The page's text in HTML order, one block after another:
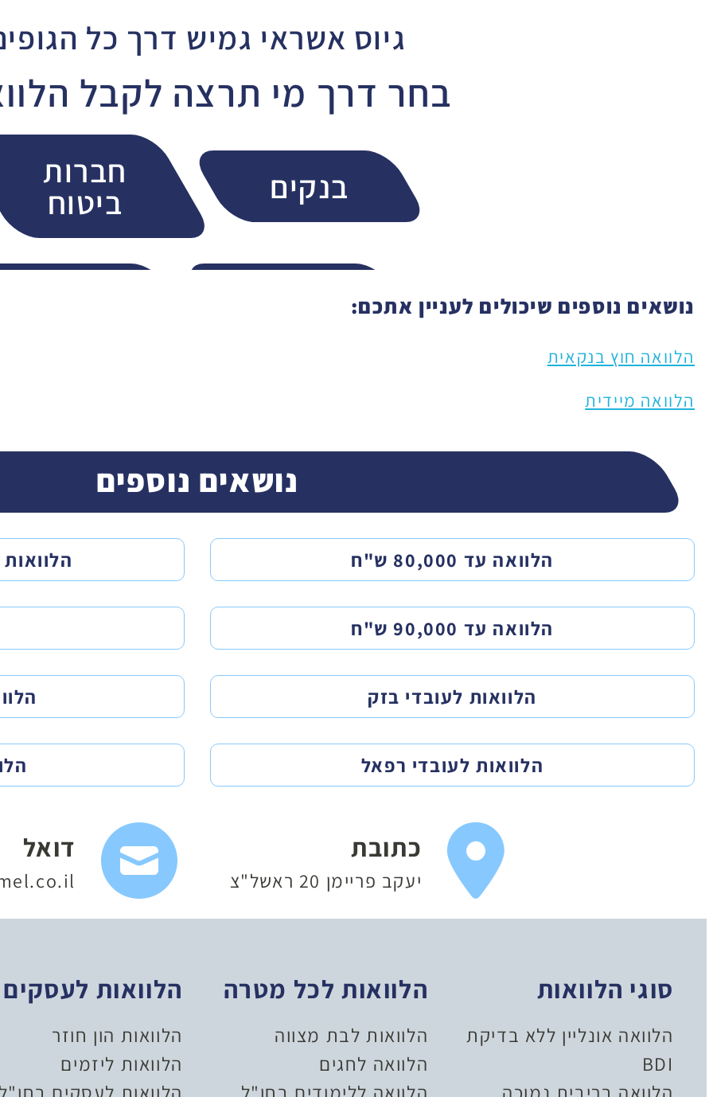
גיוס אשראי גמיש דרך כל
בחר דרך מי תרצה לקבל
בנקים חברות
ביטוח
בצ'קים פרטיות
נושאים נוספים שיכולים לעניין אתכם:
הלוואה חוץ בנקאית
הלוואה מיידית
נושאים נוספים
הלוואה עד 80,000 ש"ח
הלוואה עד 90,000 ש"ח
הלוואות לעובדי בזק
הלוואות לעובדי רפאל
כתובת
יעקב פריימן 20 ראשל"צ
דואל
סוגי הלוואות
הלוואה אונליין ללא בדיקת
BDI
הלוואות לכל מטרה
הלוואות לבת מצווה
הלוואה לחגים
הלוואות לעסקים
הלוואות הון חוזר
הלוואות ליזמים